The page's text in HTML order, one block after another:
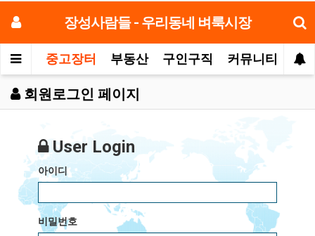
장성사람들 - 우리동네 벼룩시장
중고장터 부동산 구인구직 커뮤니티 모
회원로그인 페이지
User Login
아이디
비밀번호